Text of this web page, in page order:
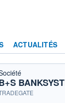
ACTUALITÉS